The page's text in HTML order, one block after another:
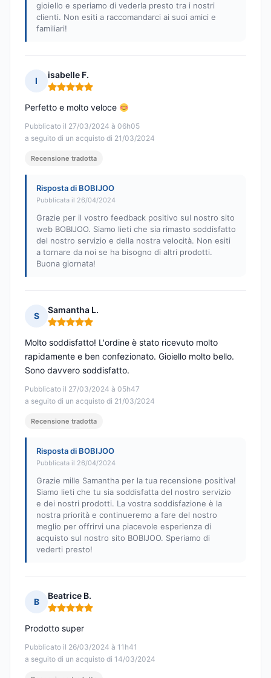
gioiello e speriamo di vederla presto tra i nostri
clienti. Non esiti a raccomandarci ai suoi amici e
familiari!
I
isabelle F.
Nota: 5 su 5
Pubblicato il 27/03/2024 à 06h05
a seguito di un acquisto di 21/03/2024
Perfetto e molto veloce
Recensione tradotta
Risposta di BOBIJOO
Pubblicata il 26/04/2024
Grazie per il vostro feedback positivo sul nostro sito
web BOBIJOO. Siamo lieti che sia rimasto soddisfatto
del nostro servizio e della nostra velocità. Non esiti
a tornare da noi se ha bisogno di altri prodotti.
Buona giornata!
S
Samantha L.
Nota: 5 su 5
Pubblicato il 27/03/2024 à 05h47
a seguito di un acquisto di 21/03/2024
Molto soddisfatto! L'ordine è stato ricevuto molto
rapidamente e ben confezionato. Gioiello molto bello.
Sono davvero soddisfatto.
Recensione tradotta
Risposta di BOBIJOO
Pubblicata il 26/04/2024
Grazie mille Samantha per la tua recensione positiva!
Siamo lieti che tu sia soddisfatta del nostro servizio
e dei nostri prodotti. La vostra soddisfazione è la
nostra priorità e continueremo a fare del nostro
meglio per offrirvi una piacevole esperienza di
acquisto sul nostro sito BOBIJOO. Speriamo di
vederti presto!
B
Beatrice B.
Nota: 5 su 5
Pubblicato il 26/03/2024 à 11h41
a seguito di un acquisto di 14/03/2024
Prodotto super